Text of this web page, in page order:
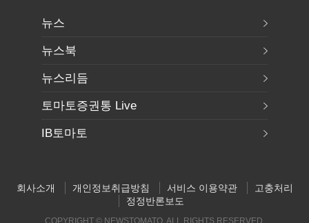
뉴스
뉴스북
뉴스리듬
토마토증권통 Live
IB토마토
회사소개 개인정보취급방침 서비스 이용약관
고충처리
정정반론보도
COPYRIGHT © NEWSTOMATO. ALL RIGHTS RESERVED.